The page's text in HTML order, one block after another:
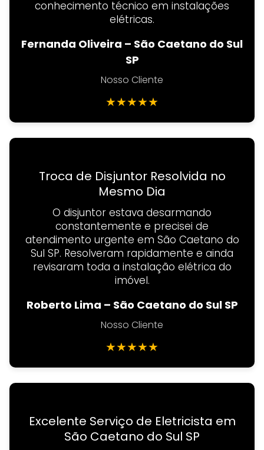
conhecimento técnico em instalações
elétricas.
Fernanda Oliveira – São Caetano do Sul
SP
Nosso Cliente
★★★★★
Troca de Disjuntor Resolvida no
Mesmo Dia
O disjuntor estava desarmando
constantemente e precisei de
atendimento urgente em São Caetano do
Sul SP. Resolveram rapidamente e ainda
revisaram toda a instalação elétrica do
imóvel.
Roberto Lima – São Caetano do Sul SP
Nosso Cliente
★★★★★
Excelente Serviço de Eletricista em
São Caetano do Sul SP